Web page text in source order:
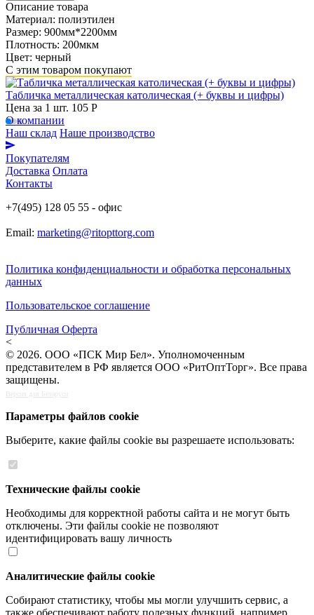
Описание товара
Материал: полиэтилен
Размер: 900мм*2200мм
Плотность: 200мкм
Цвет: черный
С этим товаром покупают
Табличка металлическая католическая (+ буквы и цифры)
Цена за 1 шт. 105 Р
О компании
Наш склад Наше производство
Покупателям
Доставка Оплата
Контакты
+7(495) 128 05 55 - офис
Email: marketing@ritopttorg.com
Политика конфиденциальности и обработка персональных
данных
Пользовательское соглашение
Публичная Оферта
<
© 2026. ООО «ПСК Мир Бел». Уполномоченным
представителем в РФ является ООО «РитОптТорг». Все права
защищены.
Параметры файлов cookie
Выберите, какие файлы cookie вы разрешаете использовать:
Технические файлы cookie
Необходимы для корректной работы сайта и не могут быть
отключены. Эти файлы cookie не позволяют
идентифицировать вашу личность
Аналитические файлы cookie
Собирают статистику, чтобы мы могли улучшить сервис, а